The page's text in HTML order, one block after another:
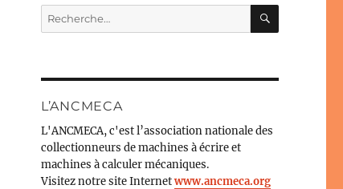
Recherche
pour :
L’ANCMECA
L'ANCMECA, c'est l’association nationale des
collectionneurs de machines à écrire et
machines à calculer mécaniques.
Visitez notre site Internetwww.ancmeca.org